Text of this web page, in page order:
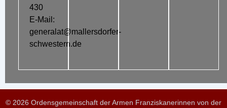
430
E-Mail:
generalat@mallersdorfer-
schwestern.de
© 2026 Ordensgemeinschaft der Armen Franziskanerinnen von der